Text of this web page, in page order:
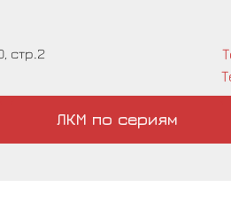
стр.2
ЛКМ по сериям